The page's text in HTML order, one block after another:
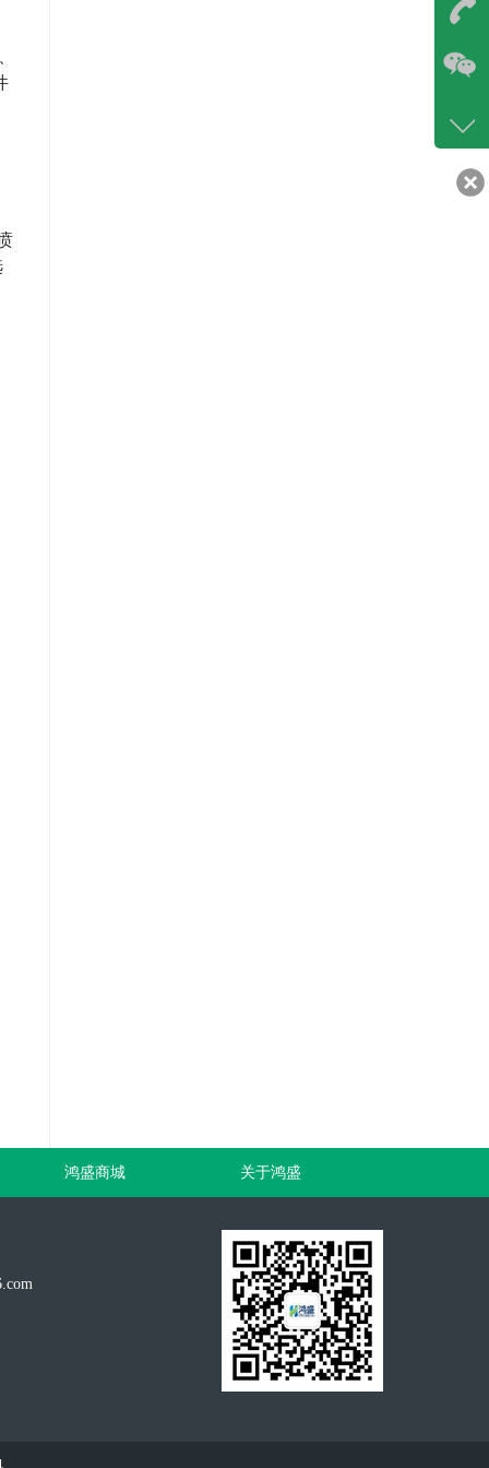
鸿盛商城 关于鸿盛
咨询
400-
客服